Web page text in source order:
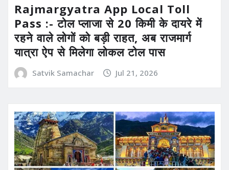
Rajmargyatra App Local Toll
Pass :- टोल प्लाजा से 20 किमी के दायरे में
रहने वाले लोगों को बड़ी राहत, अब राजमार्ग
यात्रा ऐप से मिलेगा लोकल टोल पास
Satvik Samachar Jul 21, 2026